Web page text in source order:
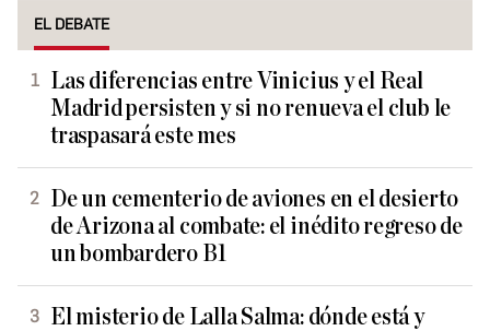
EL DEBATE
Las diferencias entre Vinicius y el Real
Madrid persisten y si no renueva el club le
traspasará este mes
De un cementerio de aviones en el desierto
de Arizona al combate: el inédito regreso de
un bombardero B1
El misterio de Lalla Salma: dónde está y